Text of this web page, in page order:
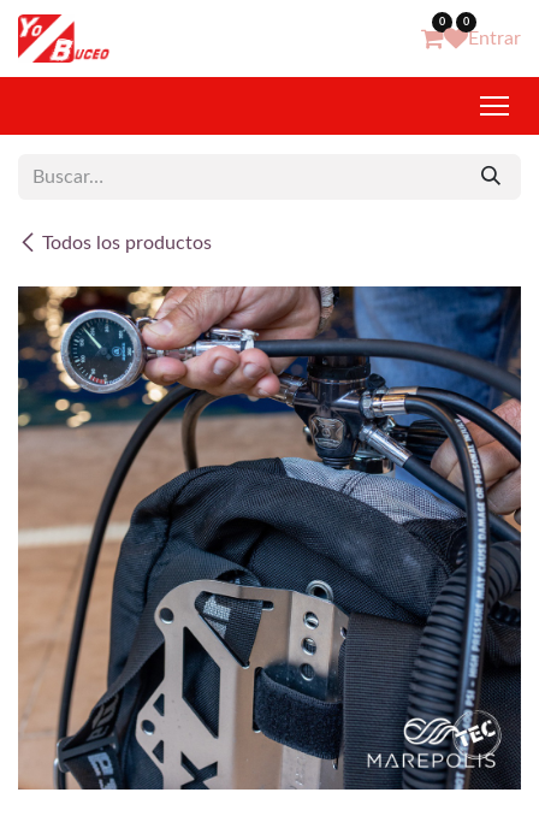
Ir al contenido 0 0
Entrar
Todos los productos